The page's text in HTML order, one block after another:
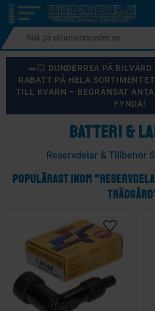
Meny
🚗💥 DUNDERREA PÅ
RABATT PÅ HELA
TILL KVARN – BEGRÄNSAT
FYNDA!
BATTERI &
Reservdelar & Tillbehör
POPULÄRAST INOM